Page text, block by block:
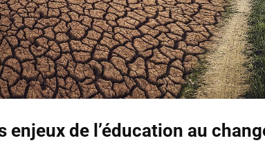
enjeux de l’éducation au